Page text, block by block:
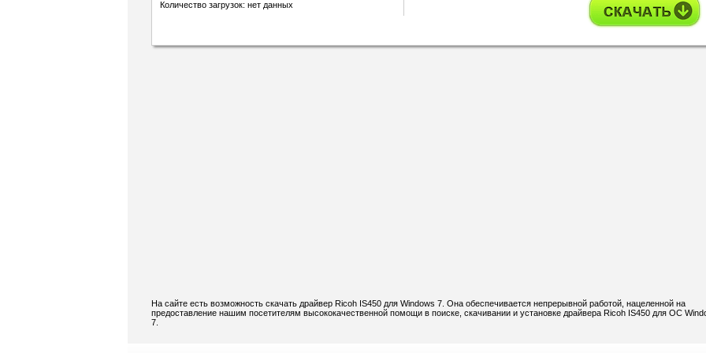
Количество загрузок: нет данных
На сайте есть возможность скачать драйвер Ricoh IS450 для Windows 7. Она обеспечивается непрерывной работой, нацеленной на
предоставление нашим посетителям высококачественной помощи в поиске, скачивании и установке драйвера Ricoh IS450 для ОС
7.